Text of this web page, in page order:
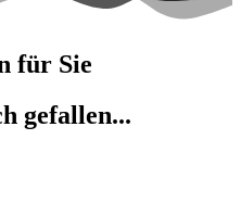
für Sie
gefallen...